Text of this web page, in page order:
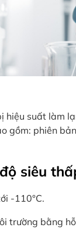
hiệu suất làm
gồm: phiên
siêu
-110°C.
trường bằng